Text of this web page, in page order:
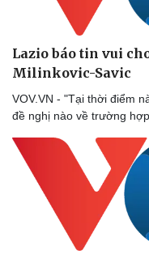
Lazio báo tin vui
Milinkovic-Savic
VOV.VN - "Tại thời điểm
đề nghị nào về trường